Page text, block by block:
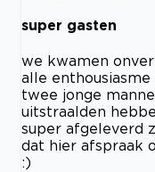
super gasten
we kwamen
alle
twee jonge
uitstraalden
super afgeleverd
dat hier afspraak
:)